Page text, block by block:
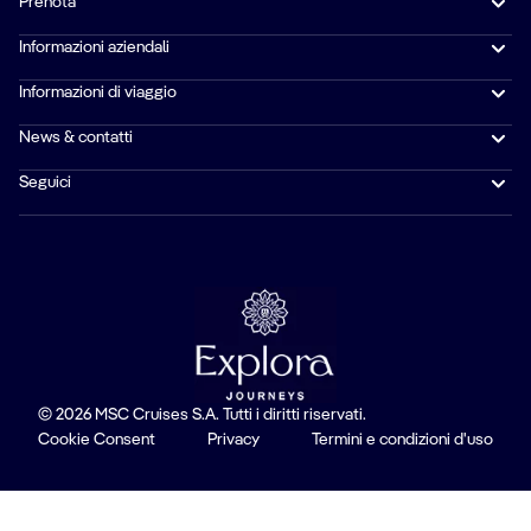
Informazioni aziendali
Informazioni di viaggio
News & contatti
Seguici
© 2026 MSC Cruises S.A. Tutti i diritti riservati.
Cookie Consent
Privacy Termini e condizioni d'uso